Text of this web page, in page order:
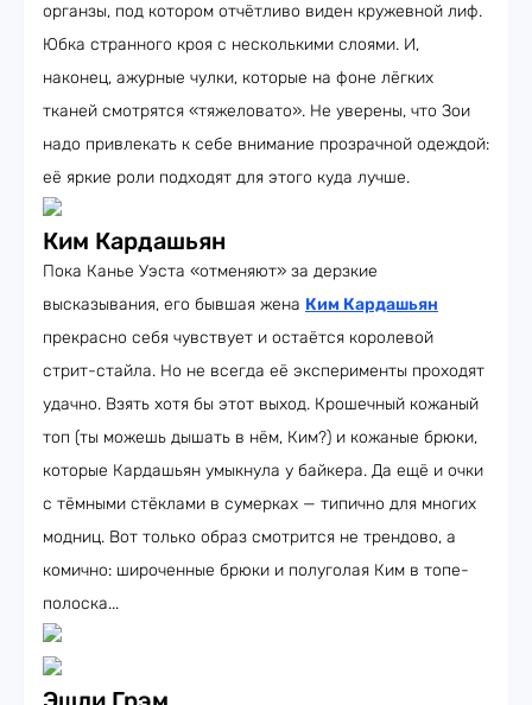
органзы, под котором отчётливо виден кружевной лиф.
Юбка странного кроя с несколькими слоями. И,
наконец, ажурные чулки, которые на фоне лёгких
тканей смотрятся «тяжеловато». Не уверены, что Зои
надо привлекать к себе внимание прозрачной одеждой:
её яркие роли подходят для этого куда лучше.
Ким Кардашьян
Пока Канье Уэста «отменяют» за дерзкие
высказывания, его бывшая жена Ким Кардашьян
прекрасно себя чувствует и остаётся королевой
стрит-стайла. Но не всегда её эксперименты проходят
удачно. Взять хотя бы этот выход. Крошечный кожаный
топ (ты можешь дышать в нём, Ким?) и кожаные брюки,
которые Кардашьян умыкнула у байкера. Да ещё и очки
с тёмными стёклами в сумерках — типично для многих
модниц. Вот только образ смотрится не трендово, а
комично: широченные брюки и полуголая Ким в топе-
полоска...